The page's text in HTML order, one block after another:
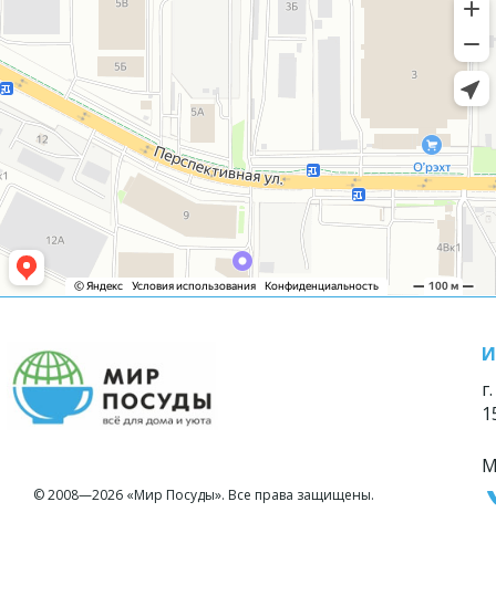
© 2008—2026 «Мир Посуды». Все права защищены.